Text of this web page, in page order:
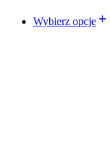
Wybierz opcje